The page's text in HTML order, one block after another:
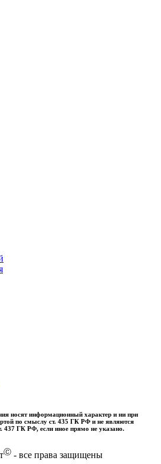
носят информационный характер и ни при
по смыслу ст. 435 ГК РФ и не являются
437 ГК РФ, если иное прямо не указано.
Ⓒ - все права защищены